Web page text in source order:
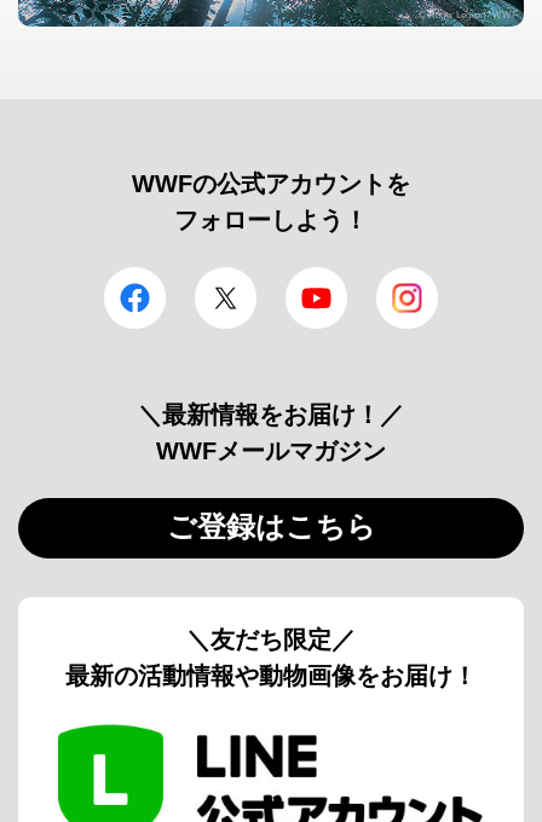
© Roger Leguen / WWF
WWFの公式アカウントを
フォローしよう！
facebook Twitter YouTube
＼最新情報をお届け！／
WWFメールマガジン
ご登録はこちら
＼友だち限定／
最新の活動情報や動物画像をお届け！